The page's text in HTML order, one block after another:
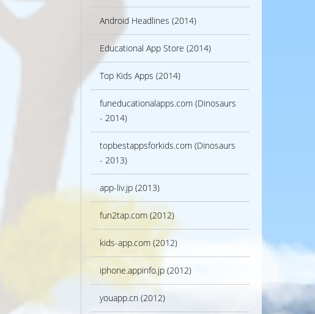
Android Headlines (2014)
Educational App Store (2014)
Top Kids Apps (2014)
funeducationalapps.com (Dinosaurs
- 2014)
topbestappsforkids.com (Dinosaurs
- 2013)
app-liv.jp (2013)
fun2tap.com (2012)
kids-app.com (2012)
iphone.appinfo.jp (2012)
youapp.cn (2012)